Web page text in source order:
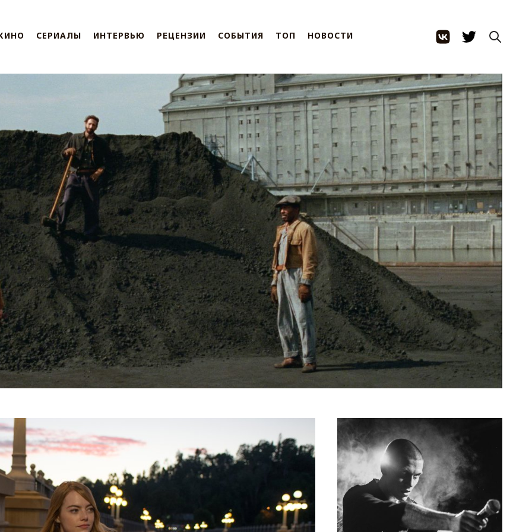
СЕРИАЛЫ ИНТЕРВЬЮ РЕЦЕНЗИИ СОБЫТИЯ ТОП НОВОСТИ